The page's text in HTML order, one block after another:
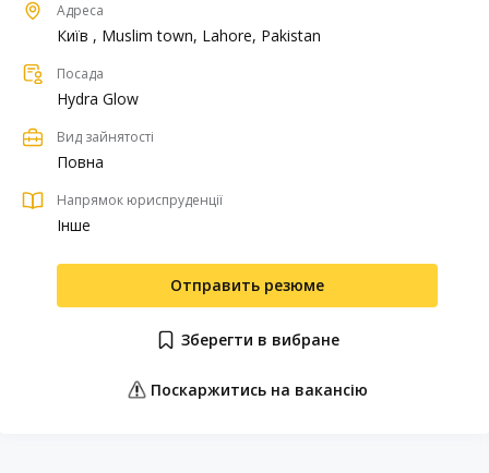
Адреса
Київ , Muslim town, Lahore, Pakistan
Посада
Hydra Glow
Вид зайнятості
Повна
Напрямок юриспруденції
Інше
Отправить резюме
Зберегти в вибране
Поскаржитись на вакансію